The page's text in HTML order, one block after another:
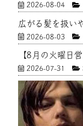
2026-08-04
広がる髪を扱い
2026-08-03
【8月の火曜日
2026-07-31